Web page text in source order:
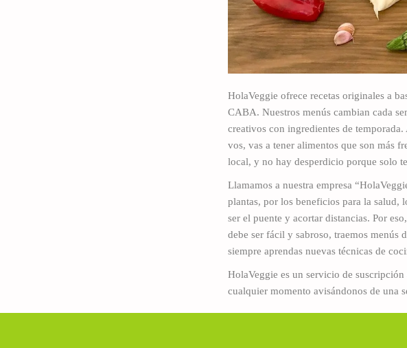
HolaVeggie ofrece recetas originales a
CABA. Nuestros menús cambian cada
creativos con ingredientes de
vos, vas a tener alimentos que son más
local, y no hay desperdicio porque solo
Llamamos a nuestra empresa
plantas, por los beneficios para la salud,
ser el puente y acortar distancias. Por
debe ser fácil y sabroso, traemos menús
siempre aprendas nuevas técnicas de
HolaVeggie es un servicio de
cualquier momento avisándonos de una